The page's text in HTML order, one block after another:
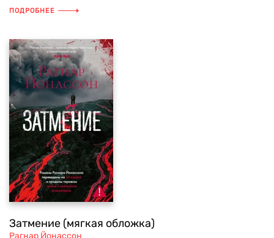
ПОДРОБНЕЕ
Затмение (мягкая обложка)
Рагнар Йонассон